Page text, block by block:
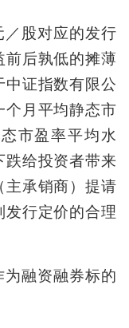
股对应的发行
前后孰低的摊薄
证指数有限公
月平均静态市
市盈率平均水
给投资者带来
承销商）提请
行定价的合理
为融资融券标的